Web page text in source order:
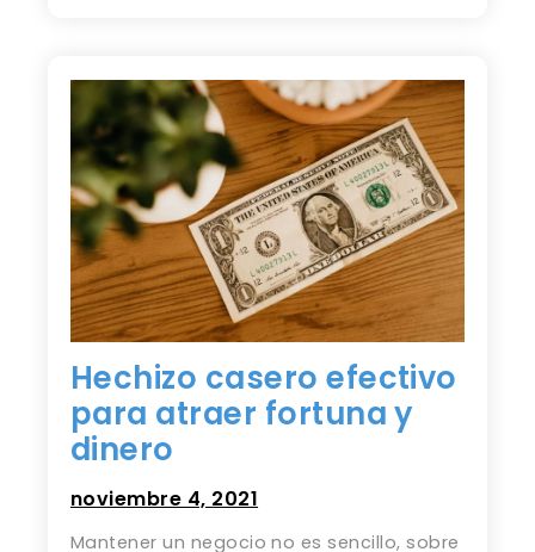
Hechizo casero efectivo
para atraer fortuna y
dinero
noviembre 4, 2021
Mantener un negocio no es sencillo, sobre